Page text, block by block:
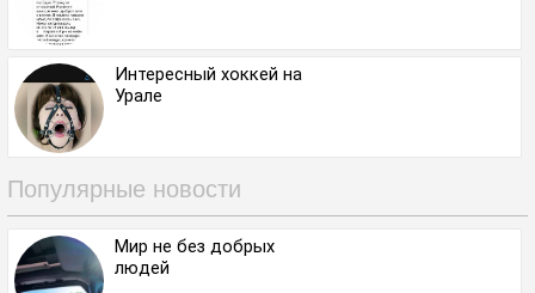
Интересный хоккей на
Урале⁠⁠
Популярные новости
Мир не без добрых
людей